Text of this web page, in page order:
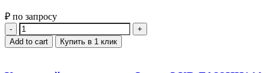
₽ по запросу
Quantity
Add to cart Купить в 1 клик